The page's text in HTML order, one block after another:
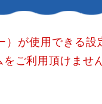
）が使用できる
ご利用頂けません